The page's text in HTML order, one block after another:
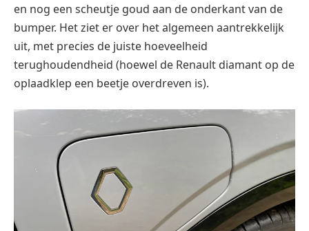
en nog een scheutje goud aan de onderkant van de
bumper. Het ziet er over het algemeen aantrekkelijk
uit, met precies de juiste hoeveelheid
terughoudendheid (hoewel de Renault diamant op de
oplaadklep een beetje overdreven is).